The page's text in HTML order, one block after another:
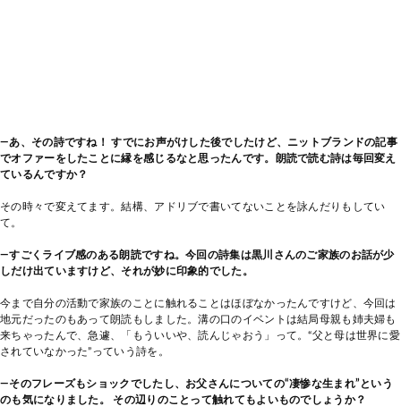
―あ、その詩ですね！ すでにお声がけした後でしたけど、ニットブランドの記事
でオファーをしたことに縁を感じるなと思ったんです。朗読で読む詩は毎回変え
ているんですか？
その時々で変えてます。結構、アドリブで書いてないことを詠んだりもしてい
て。
―すごくライブ感のある朗読ですね。今回の詩集は黒川さんのご家族のお話が少
しだけ出ていますけど、それが妙に印象的でした。
今まで自分の活動で家族のことに触れることはほぼなかったんですけど、今回は
地元だったのもあって朗読もしました。溝の口のイベントは結局母親も姉夫婦も
来ちゃったんで、急遽、「もういいや、読んじゃおう」って。“父と母は世界に愛
されていなかった”っていう詩を。
―そのフレーズもショックでしたし、お父さんについての“凄惨な生まれ”という
のも気になりました。 その辺りのことって触れてもよいものでしょうか？